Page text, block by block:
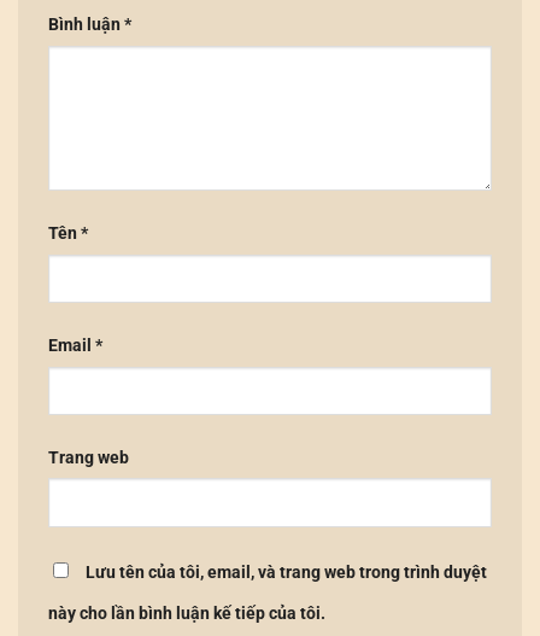
Bình luận *
Tên *
Email *
Trang web
Lưu tên của tôi, email, và trang web trong trình duyệt
này cho lần bình luận kế tiếp của tôi.